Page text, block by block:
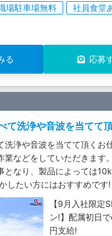
場駐車場無料
社員食堂
る 応募
て洗浄や音波を当てて
洗浄や音波を当てて頂くお
業などをしていただきます
となり、製品によっては
したい方にはおすすめです!
【9月入社限定
ン!】配属初日
円支給!